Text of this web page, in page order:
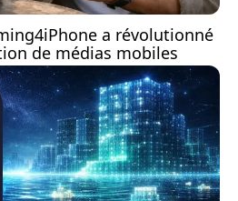
a révolutionné
de médias mobiles